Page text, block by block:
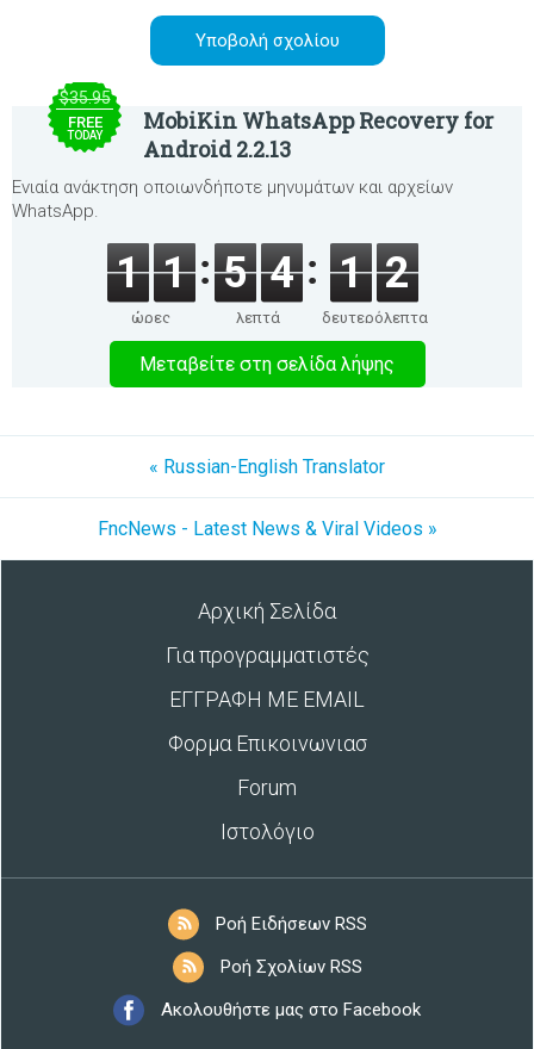
$35.95
FREE
TODAY
MobiKin WhatsApp Recovery for
Android 2.2.13
Ενιαία ανάκτηση οποιωνδήποτε μηνυμάτων και αρχείων
WhatsApp.
1 1
ώρες
5 4
λεπτά
1 2
δευτερόλεπτα
Μεταβείτε στη σελίδα λήψης
« Russian-English Translator
FncNews - Latest News & Viral Videos »
Αρχική Σελίδα
Για προγραμματιστές
ΕΓΓΡΑΦΗ ΜΕ EMAIL
Φορμα Επικοινωνιασ
Forum
Ιστολόγιο
Ροή Ειδήσεων RSS
Ροή Σχολίων RSS
Ακολουθήστε μας στο Facebook